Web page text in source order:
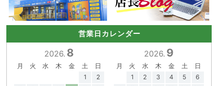
営業日カレンダー
2026. 8
月 火 水 木 金 土
日
1
2
2026. 9
月 火 水 木 金 土
日
1
2 3 4 5
6